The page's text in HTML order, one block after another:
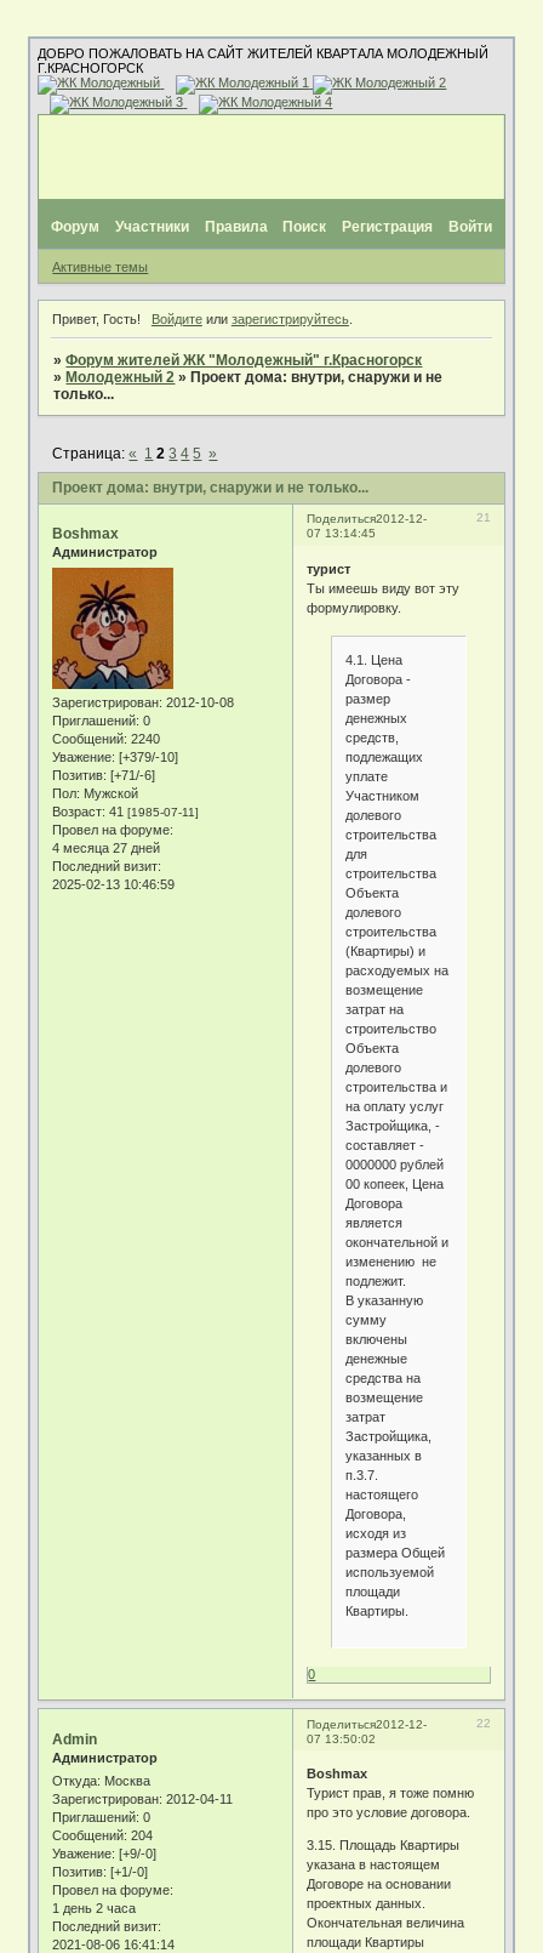
ДОБРО ПОЖАЛОВАТЬ НА САЙТ ЖИТЕЛЕЙ КВАРТАЛА МОЛОДЕЖНЫЙ
Г.КРАСНОГОРСК
Форум Участники Правила Поиск Регистрация Войти
Активные темы
Привет, Гость! Войдитеили зарегистрируйтесь.
»Форум жителей ЖК "Молодежный" г.Красногорск
» Молодежный 2 » Проект дома: внутри, снаружи и не
только...
Проект дома: внутри, снаружи и не только...
Страница:« 1 2 3 4 5 »
Поделиться 21
2012-12-
07 13:14:45
Boshmax
Администратор
Зарегистрирован: 2012-10-08
Приглашений: 0
Сообщений: 2240
Уважение: [+379/-10]
Позитив: [+71/-6]
Пол: Мужской
Возраст: 41[1985-07-11]
Провел на форуме:
4 месяца 27 дней
Последний визит:
2025-02-13 10:46:59
турист
Ты имеешь виду вот эту
формулировку.
4.1. Цена
Договора -
размер
денежных
средств,
подлежащих
уплате
Участником
долевого
строительства
для
строительства
Объекта
долевого
строительства
(Квартиры) и
расходуемых на
возмещение
затрат на
строительство
Объекта
долевого
строительства и
на оплату услуг
Застройщика, -
составляет -
0000000 рублей
00 копеек, Цена
Договора
является
окончательной и
изменению не
подлежит.
В указанную
сумму
включены
денежные
средства на
возмещение
затрат
Застройщика,
указанных в
п.3.7.
настоящего
Договора,
исходя из
размера Общей
используемой
площади
Квартиры.
0
Поделиться 22
2012-12-
07 13:50:02
Admin
Администратор
Откуда: Москва
Зарегистрирован: 2012-04-11
Приглашений: 0
Сообщений: 204
Уважение: [+9/-0]
Позитив: [+1/-0]
Провел на форуме:
1 день 2 часа
Последний визит:
2021-08-06 16:41:14
Boshmax
Турист прав, я тоже помню
про это условие договора.
3.15. Площадь Квартиры
указана в настоящем
Договоре на основании
проектных данных.
Окончательная величина
площади Квартиры